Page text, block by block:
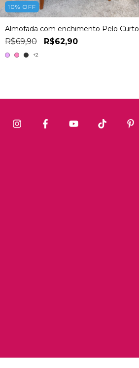
10% OFF
Almofada com enchimento Pelo Curto
R$69,90 R$62,90
+2